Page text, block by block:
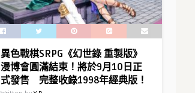
異色戰棋SRPG《幻世錄 重製版》
漫博會圓滿結束！將於9月10日正
式發售 完整收錄1998年經典版！